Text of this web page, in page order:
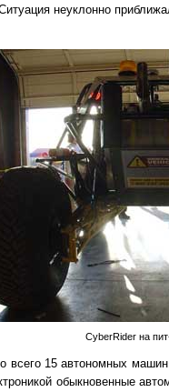
неуклонно
CyberRider на
всего 15 автономных
обыкновенные